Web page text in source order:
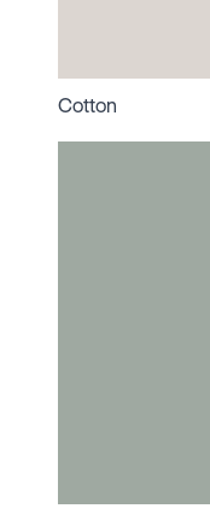
Cotton